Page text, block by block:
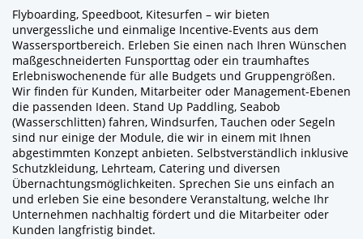
Flyboarding, Speedboot, Kitesurfen – wir bieten
unvergessliche und einmalige Incentive-Events aus dem
Wassersportbereich. Erleben Sie einen nach Ihren Wünschen
maßgeschneiderten Funsporttag oder ein traumhaftes
Erlebniswochenende für alle Budgets und Gruppengrößen.
Wir finden für Kunden, Mitarbeiter oder Management-Ebenen
die passenden Ideen. Stand Up Paddling, Seabob
(Wasserschlitten) fahren, Windsurfen, Tauchen oder Segeln
sind nur einige der Module, die wir in einem mit Ihnen
abgestimmten Konzept anbieten. Selbstverständlich inklusive
Schutzkleidung, Lehrteam, Catering und diversen
Übernachtungsmöglichkeiten. Sprechen Sie uns einfach an
und erleben Sie eine besondere Veranstaltung, welche Ihr
Unternehmen nachhaltig fördert und die Mitarbeiter oder
Kunden langfristig bindet.